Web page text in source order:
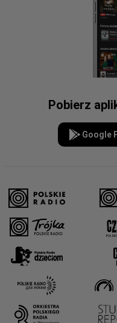
Pobierz
Google